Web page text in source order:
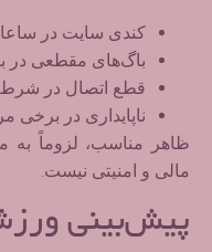
کندی سایت در
باگ‌های مقطعی در
قطع اتصال در
ناپایداری در برخی
ظاهر مناسب، لزوماً به
مالی و امنیتی نیست.
پیش‌بینی